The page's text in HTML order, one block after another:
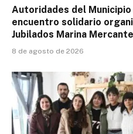
Autoridades del
encuentro solidario
Jubilados Marina Mercante
8 de agosto de 2026